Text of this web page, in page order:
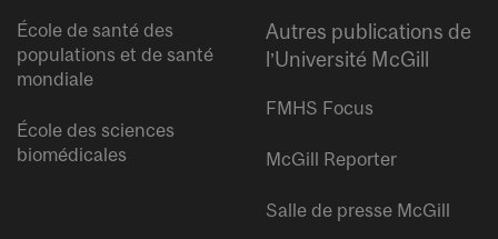
École de santé des
populations et de santé
mondiale
École des sciences
biomédicales
Autres publications de
l’Université McGill
FMHS Focus
McGill Reporter
Salle de presse McGill